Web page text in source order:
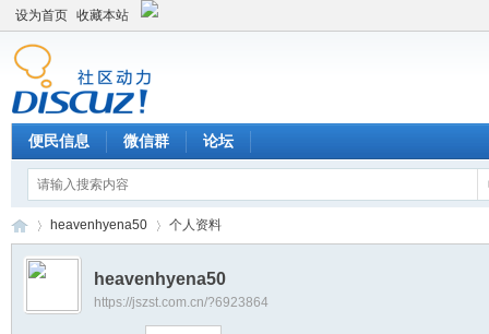
设为首页 收藏本站
便民信息 微信群 论坛
›
heavenhyena50 个人资料
heavenhyena50
https://jszst.com.cn/?6923864